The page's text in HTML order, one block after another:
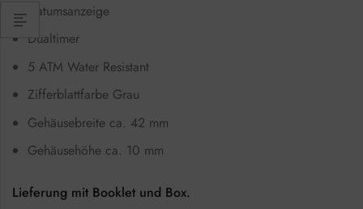
Datumsanzeige
Dualtimer
5 ATM Water Resistant
Zifferblattfarbe Grau
Gehäusebreite ca. 42 mm
Gehäusehöhe ca. 10 mm
Lieferung mit Booklet und Box.